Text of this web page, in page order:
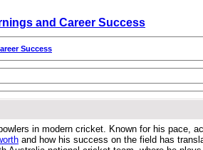
and Career Success
Success
in modern cricket. Known for his
and how his success on the field has